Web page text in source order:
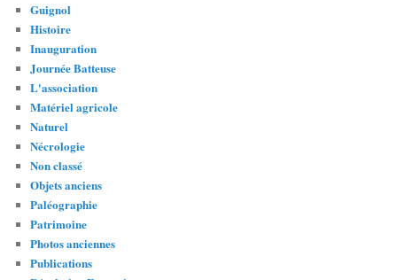
Guignol
Histoire
Inauguration
Journée Batteuse
L'association
Matériel agricole
Naturel
Nécrologie
Non classé
Objets anciens
Paléographie
Patrimoine
Photos anciennes
Publications